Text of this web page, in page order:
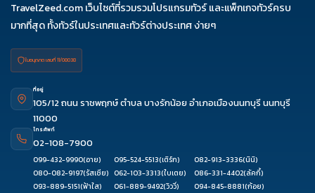
24-28
25-29
26-
30
28-
02
29-
TravelZeed.com เว็บไซต์ที่รวมรวมโปรแกรมทัวร์ และแพ็กเกจทัวร์ครบ
มากที่สุด ทั้งทัวร์ในประเทศและทัวร์ต่างประเทศ ง่ายๆ
ใบอนุญาต เลขที่ 11/08038
ที่อยู่
105/12 ถนน ราชพฤกษ์ ตำบล บางรักน้อย อำเภอเมืองนนทบุรี นนทบุรี
11000
โทรศัพท์
02-108-7900
099-432-9990(อาย) 095-524-5513(เติร์ก) 082-913-3336(นินิ)
080-082-9197(รัสเซีย) 062-103-3313(ใบเตย) 086-331-4402(ลัคกี้)
093-889-5151(ฟ้าใส) 061-889-9492(วิววี่) 094-845-8881(ก้อย)